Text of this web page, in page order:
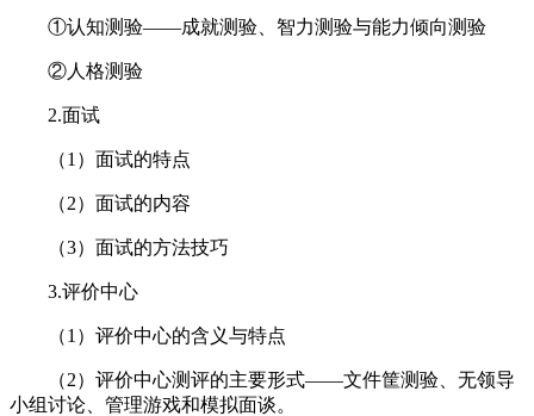
①认知测验——成就测验、智力测验与能力倾向测验
②人格测验
2.面试
（1）面试的特点
（2）面试的内容
（3）面试的方法技巧
3.评价中心
（1）评价中心的含义与特点
（2）评价中心测评的主要形式——文件筐测验、无领导
小组讨论、管理游戏和模拟面谈。